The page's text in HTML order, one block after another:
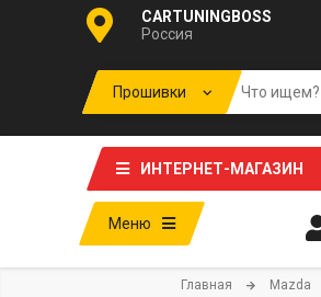
CARTUNINGBOSS
Россия
ИНТЕРНЕТ-МАГАЗИН
Меню
Главная Mazda